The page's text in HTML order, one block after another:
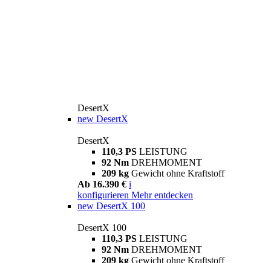
DesertX
new DesertX
DesertX
110,3 PS LEISTUNG
92 Nm DREHMOMENT
209 kg Gewicht ohne Kraftstoff
Ab 16.390 € i
konfigurieren Mehr entdecken
new DesertX 100
DesertX 100
110,3 PS LEISTUNG
92 Nm DREHMOMENT
209 kg Gewicht ohne Kraftstoff